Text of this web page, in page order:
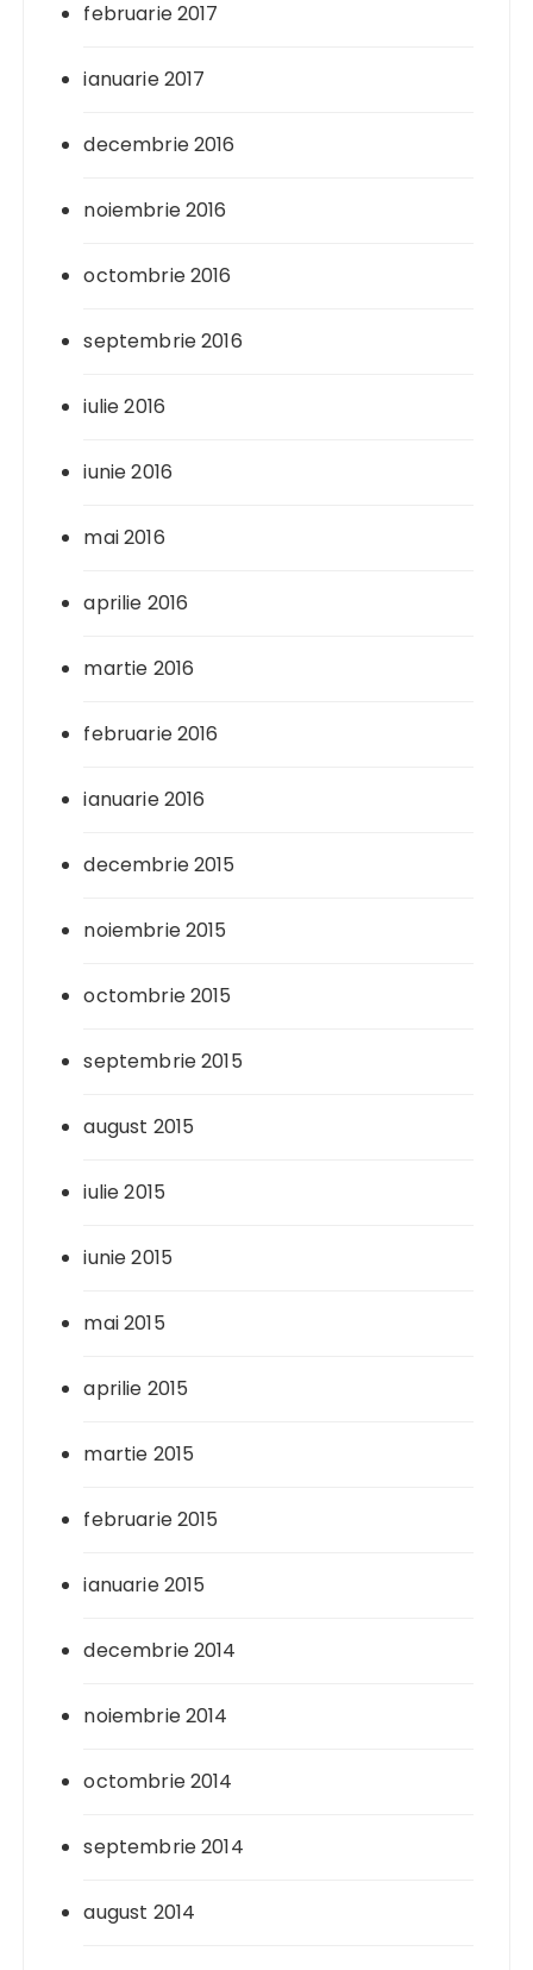
februarie 2017
ianuarie 2017
decembrie 2016
noiembrie 2016
octombrie 2016
septembrie 2016
iulie 2016
iunie 2016
mai 2016
aprilie 2016
martie 2016
februarie 2016
ianuarie 2016
decembrie 2015
noiembrie 2015
octombrie 2015
septembrie 2015
august 2015
iulie 2015
iunie 2015
mai 2015
aprilie 2015
martie 2015
februarie 2015
ianuarie 2015
decembrie 2014
noiembrie 2014
octombrie 2014
septembrie 2014
august 2014